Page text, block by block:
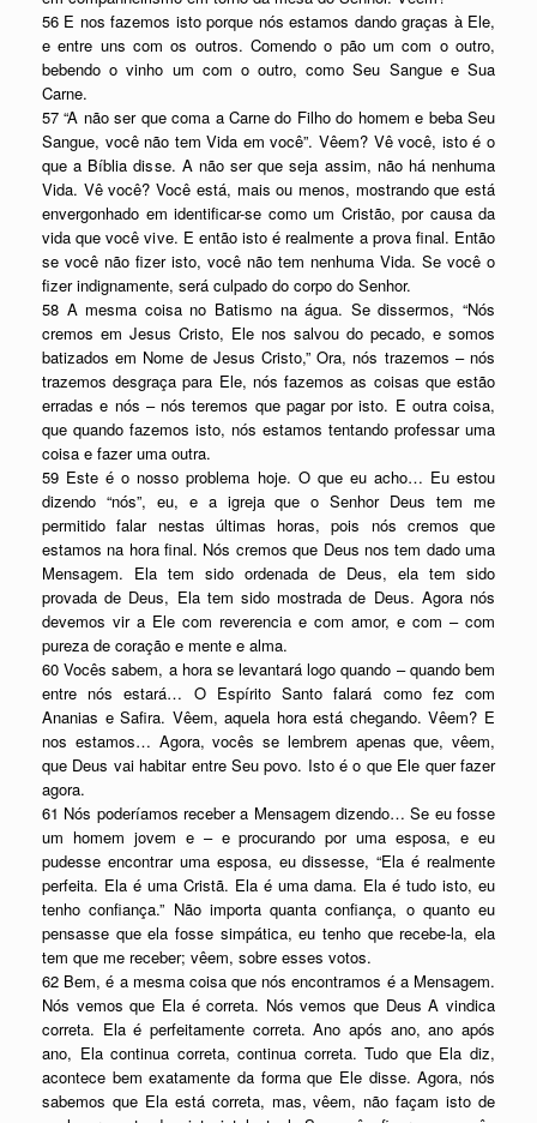
56 E nos fazemos isto porque nós estamos dando graças à Ele,
e entre uns com os outros. Comendo o pão um com o outro,
bebendo o vinho um com o outro, como Seu Sangue e Sua
Carne.
57 “A não ser que coma a Carne do Filho do homem e beba Seu
Sangue, você não tem Vida em você”. Vêem? Vê você, isto é o
que a Bíblia disse. A não ser que seja assim, não há nenhuma
Vida. Vê você? Você está, mais ou menos, mostrando que está
envergonhado em identificar-se como um Cristão, por causa da
vida que você vive. E então isto é realmente a prova final. Então
se você não fizer isto, você não tem nenhuma Vida. Se você o
fizer indignamente, será culpado do corpo do Senhor.
58 A mesma coisa no Batismo na água. Se dissermos, “Nós
cremos em Jesus Cristo, Ele nos salvou do pecado, e somos
batizados em Nome de Jesus Cristo,” Ora, nós trazemos – nós
trazemos desgraça para Ele, nós fazemos as coisas que estão
erradas e nós – nós teremos que pagar por isto. E outra coisa,
que quando fazemos isto, nós estamos tentando professar uma
coisa e fazer uma outra.
59 Este é o nosso problema hoje. O que eu acho… Eu estou
dizendo “nós”, eu, e a igreja que o Senhor Deus tem me
permitido falar nestas últimas horas, pois nós cremos que
estamos na hora final. Nós cremos que Deus nos tem dado uma
Mensagem. Ela tem sido ordenada de Deus, ela tem sido
provada de Deus, Ela tem sido mostrada de Deus. Agora nós
devemos vir a Ele com reverencia e com amor, e com – com
pureza de coração e mente e alma.
60 Vocês sabem, a hora se levantará logo quando – quando bem
entre nós estará… O Espírito Santo falará como fez com
Ananias e Safira. Vêem, aquela hora está chegando. Vêem? E
nos estamos… Agora, vocês se lembrem apenas que, vêem,
que Deus vai habitar entre Seu povo. Isto é o que Ele quer fazer
agora.
61 Nós poderíamos receber a Mensagem dizendo… Se eu fosse
um homem jovem e – e procurando por uma esposa, e eu
pudesse encontrar uma esposa, eu dissesse, “Ela é realmente
perfeita. Ela é uma Cristã. Ela é uma dama. Ela é tudo isto, eu
tenho confiança.” Não importa quanta confiança, o quanto eu
pensasse que ela fosse simpática, eu tenho que recebe-la, ela
tem que me receber; vêem, sobre esses votos.
62 Bem, é a mesma coisa que nós encontramos é a Mensagem.
Nós vemos que Ela é correta. Nós vemos que Deus A vindica
correta. Ela é perfeitamente correta. Ano após ano, ano após
ano, Ela continua correta, continua correta. Tudo que Ela diz,
acontece bem exatamente da forma que Ele disse. Agora, nós
sabemos que Ela está correta, mas, vêem, não façam isto de